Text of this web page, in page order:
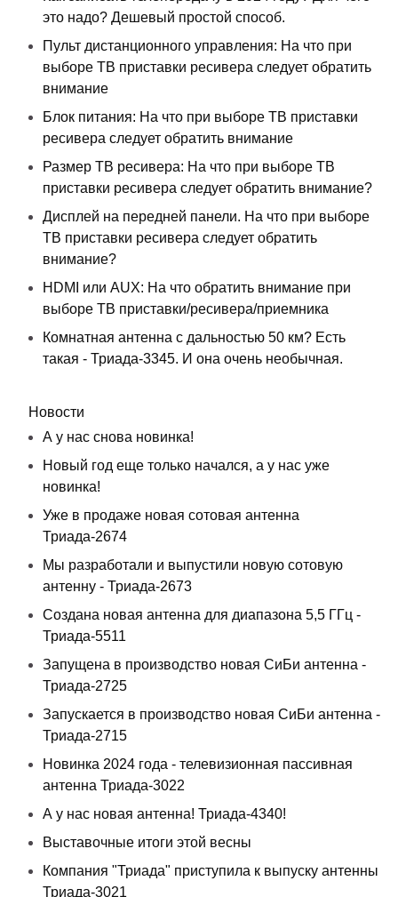
это надо? Дешевый простой способ.
Пульт дистанционного управления: На что при
выборе ТВ приставки ресивера следует обратить
внимание
Блок питания: На что при выборе ТВ приставки
ресивера следует обратить внимание
Размер ТВ ресивера: На что при выборе ТВ
приставки ресивера следует обратить внимание?
Дисплей на передней панели. На что при выборе
ТВ приставки ресивера следует обратить
внимание?
HDMI или AUX: На что обратить внимание при
выборе ТВ приставки/ресивера/приемника
Комнатная антенна с дальностью 50 км? Есть
такая - Триада-3345. И она очень необычная.
Новости
А у нас снова новинка!
Новый год еще только начался, а у нас уже
новинка!
Уже в продаже новая сотовая антенна
Триада-2674
Мы разработали и выпустили новую сотовую
антенну - Триада-2673
Создана новая антенна для диапазона 5,5 ГГц -
Триада-5511
Запущена в производство новая СиБи антенна -
Триада-2725
Запускается в производство новая СиБи антенна -
Триада-2715
Новинка 2024 года - телевизионная пассивная
антенна Триада-3022
А у нас новая антенна! Триада-4340!
Выставочные итоги этой весны
Компания "Триада" приступила к выпуску антенны
Триада-3021